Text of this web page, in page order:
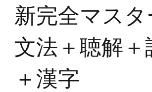
新完全マス
文法＋聴解＋
＋漢字